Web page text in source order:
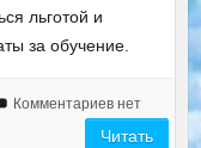
льготой и
за обучение.
Комментариев нет
Читать